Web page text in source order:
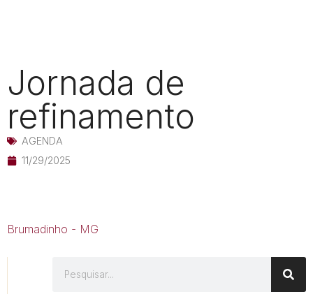
Jornada de
refinamento
AGENDA
11/29/2025
Brumadinho - MG